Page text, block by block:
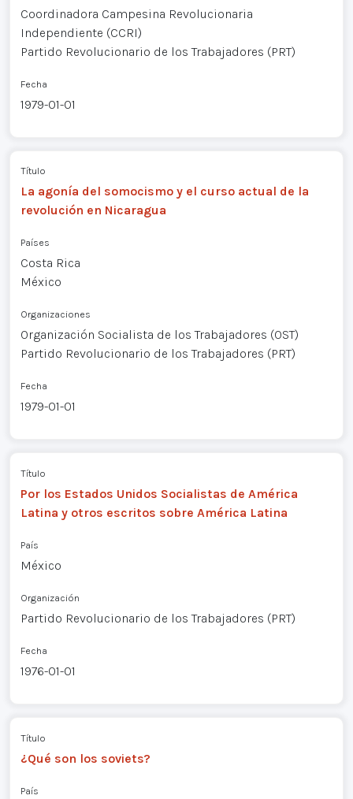
Coordinadora Campesina Revolucionaria
Independiente (CCRI)
Partido Revolucionario de los Trabajadores (PRT)
Fecha
1979-01-01
Título
La agonía del somocismo y el curso actual de la
revolución en Nicaragua
Países
Costa Rica
México
Organizaciones
Organización Socialista de los Trabajadores (OST)
Partido Revolucionario de los Trabajadores (PRT)
Fecha
1979-01-01
Título
Por los Estados Unidos Socialistas de América
Latina y otros escritos sobre América Latina
País
México
Organización
Partido Revolucionario de los Trabajadores (PRT)
Fecha
1976-01-01
Título
¿Qué son los soviets?
País